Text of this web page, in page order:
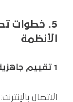
5. خطوات
الأنظمة
1 تقييم جاهزية البنية التقنية
الاتصال